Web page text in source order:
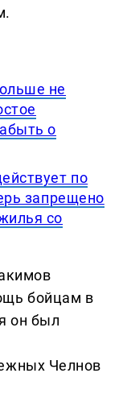
не
о
по
запрещено
со
бойцам в
он был
Челнов